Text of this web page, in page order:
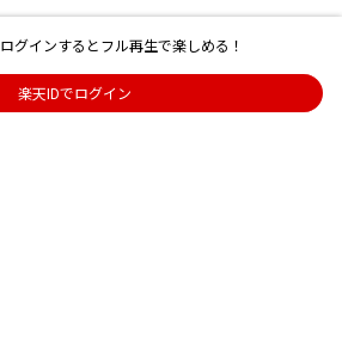
ログインするとフル再生で楽しめる！
楽天IDでログイン